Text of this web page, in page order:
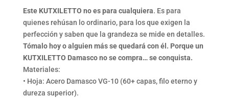
Este KUTXILETTO no es para cualquiera. Es para
quienes rehúsan lo ordinario, para los que exigen la
perfección y saben que la grandeza se mide en detalles.
Tómalo hoy o alguien más se quedará con él. Porque un
KUTXILETTO Damasco no se compra… se conquista.
Materiales:
• Hoja: Acero Damasco VG-10 (60+ capas, filo eterno y
dureza superior).